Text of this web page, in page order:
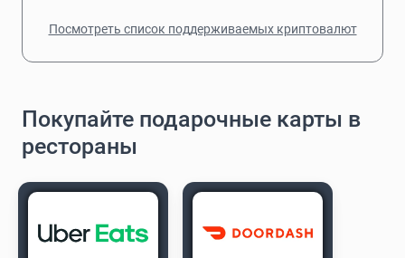
Посмотреть список поддерживаемых криптовалют
Покупайте подарочные карты в
рестораны